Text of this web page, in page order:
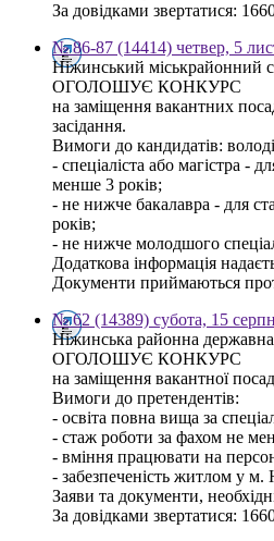
За довідками звертатися:
№ 86-87 (14414) четвер, 5
Ніжинський міськрайонний
ОГОЛОШУЄ КОНКУРС
на заміщення вакантних
засідання.
Вимоги до кандидатів:
- спеціаліста або магістра -
менше 3 років;
- не нижче бакалавра - для
років;
- не нижче молодшого
Додаткова інформація
Документи приймаються
№ 62 (14389) субота, 15
Ніжинська районна державна
ОГОЛОШУЄ КОНКУРС
на заміщення вакантної
Вимоги до претендентів:
- освіта повна вища за
- стаж роботи за фахом не
- вміння працювати на
- забезпеченість житлом у м.
Заяви та документи,
За довідками звертатися: